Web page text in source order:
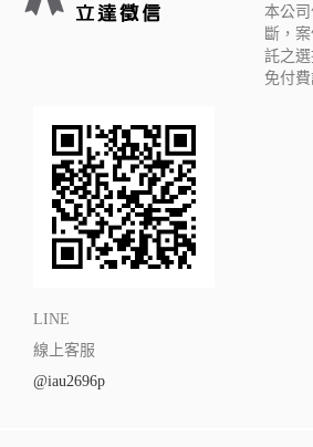
本公
斷，
託之選
免付
LINE
線上客服
@iau2696p